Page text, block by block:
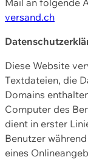
versand.ch
Diese Website
Textdateien, die
Domains
Computer des
dient in erster
Benutzer
eines